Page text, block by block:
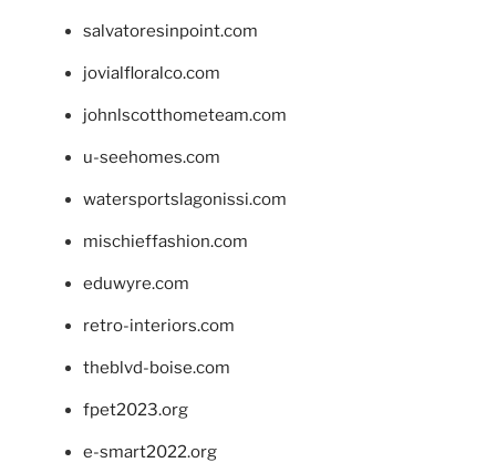
salvatoresinpoint.com
jovialfloralco.com
johnlscotthometeam.com
u-seehomes.com
watersportslagonissi.com
mischieffashion.com
eduwyre.com
retro-interiors.com
theblvd-boise.com
fpet2023.org
e-smart2022.org